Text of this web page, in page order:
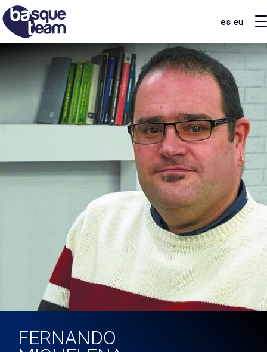
es eu
FERNANDO